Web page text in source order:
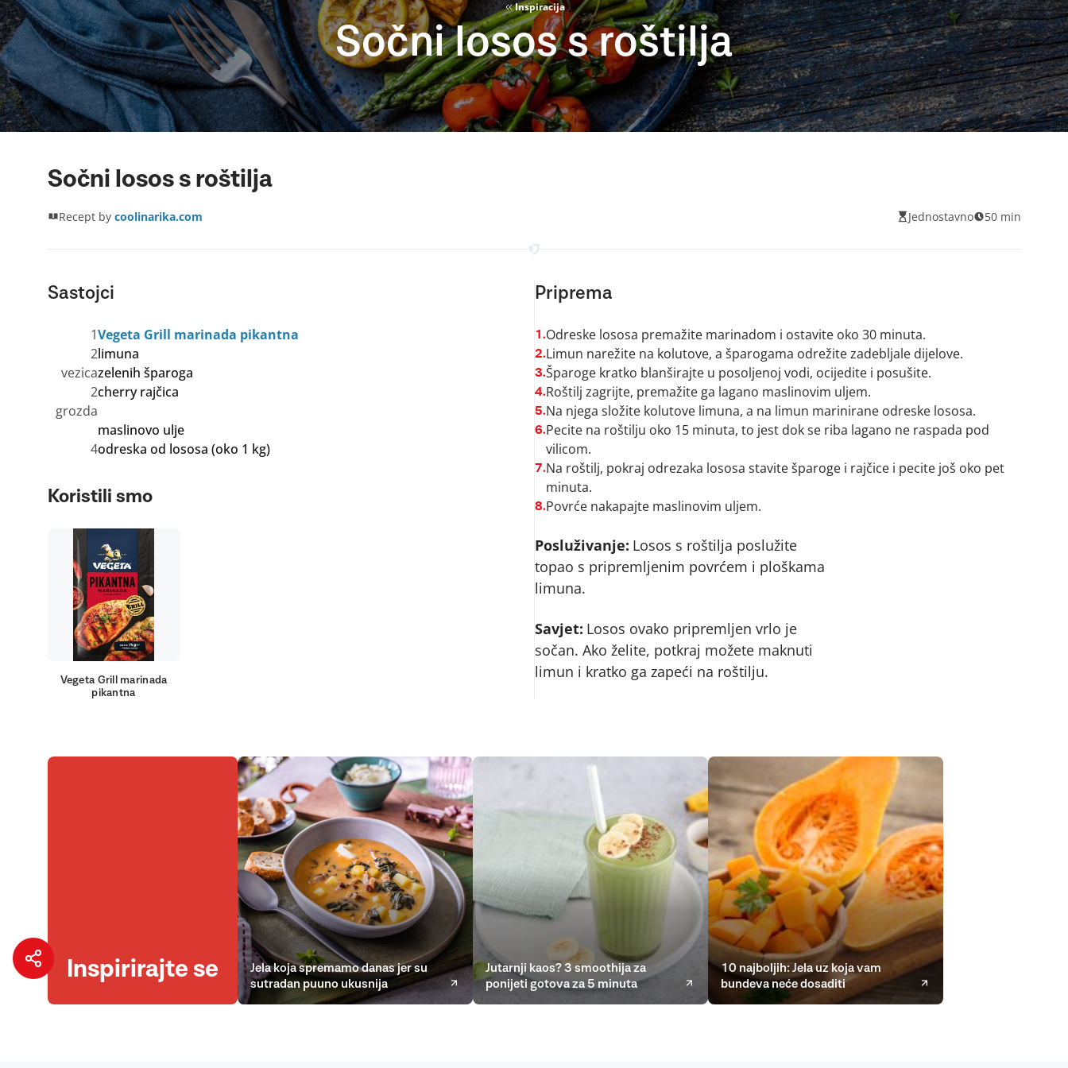
Inspiracija
Sočni losos s roštilja
Sočni losos s roštilja
Recept by coolinarika.com Jednostavno 50 min
Sastojci
1Vegeta Grill marinada pikantna
2limuna
vezicazelenih šparoga
2
grozda
cherry rajčica
maslinovo ulje
4odreska od lososa (oko 1 kg)
Koristili smo
Vegeta Grill marinada
pikantna
Priprema
1.Odreske lososa premažite marinadom i ostavite oko 30 minuta.
2.Limun narežite na kolutove, a šparogama odrežite zadebljale dijelove.
3.Šparoge kratko blanširajte u posoljenoj vodi, ocijedite i posušite.
4.Roštilj zagrijte, premažite ga lagano maslinovim uljem.
5.Na njega složite kolutove limuna, a na limun marinirane odreske lososa.
6.Pecite na roštilju oko 15 minuta, to jest dok se riba lagano ne raspada pod
vilicom.
7.Na roštilj, pokraj odrezaka lososa stavite šparoge i rajčice i pecite još oko pet
minuta.
8.Povrće nakapajte maslinovim uljem.
Posluživanje: Losos s roštilja poslužite
topao s pripremljenim povrćem i ploškama
limuna.
Savjet: Losos ovako pripremljen vrlo je
sočan. Ako želite, potkraj možete maknuti
limun i kratko ga zapeći na roštilju.
Inspirirajte se
Jela koja spremamo danas jer su
sutradan puuno ukusnija
Jutarnji kaos? 3 smoothija za
ponijeti gotova za 5 minuta
10 najboljih: Jela uz koja vam
bundeva neće dosaditi